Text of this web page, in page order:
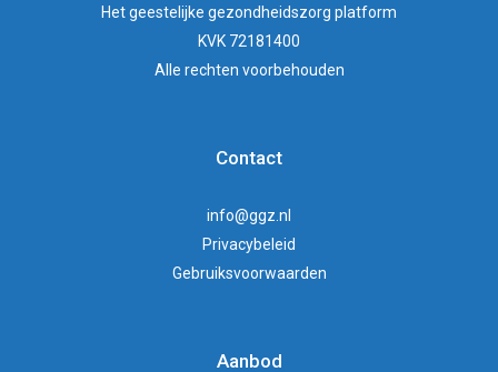
Hetgeestelijke gezondheidszorg platform
KVK 72181400
Alle rechten voorbehouden
Contact
info@ggz.nl
Privacybeleid
Gebruiksvoorwaarden
Aanbod